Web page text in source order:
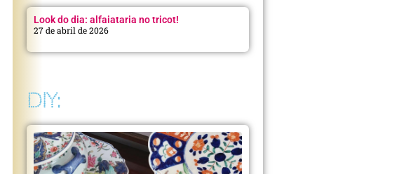
Look do dia: alfaiataria no tricot!
27 de abril de 2026
DIY: